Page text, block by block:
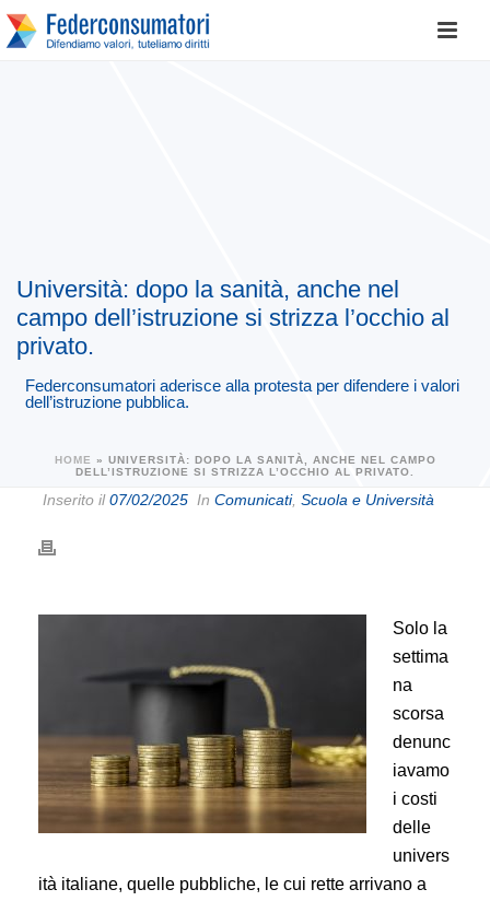
Università: dopo la sanità, anche nel
campo dell’istruzione si strizza l’occhio al
privato.
Federconsumatori aderisce alla protesta per difendere i valori
dell’istruzione pubblica.
HOME » UNIVERSITÀ: DOPO LA SANITÀ, ANCHE NEL CAMPO
DELL’ISTRUZIONE SI STRIZZA L’OCCHIO AL PRIVATO.
Inserito il07/02/2025 In Comunicati, Scuola e Università
Solo la
settima
na
scorsa
denunc
iavamo
i costi
delle
univers
ità italiane, quelle pubbliche, le cui rette arrivano a